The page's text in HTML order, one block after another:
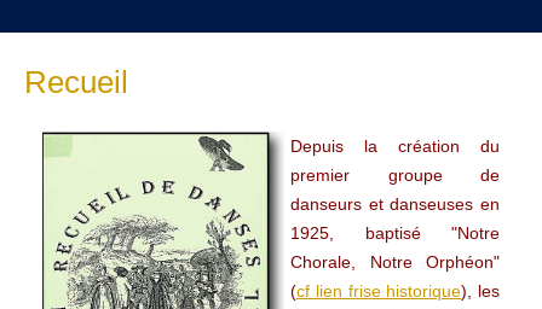
Recueil
Depuis la création du
premier groupe de
danseurs et danseuses en
1925, baptisé "Notre
Chorale, Notre Orphéon"
(cf lien frise historique), les